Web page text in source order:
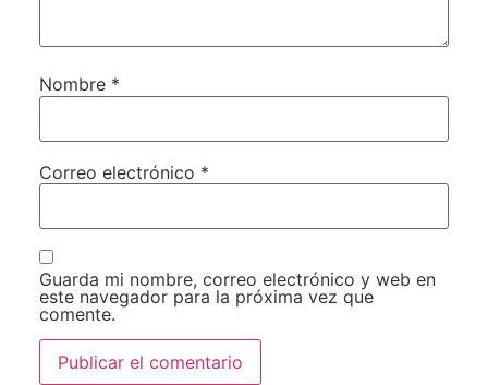
Nombre *
Correo electrónico *
Guarda mi nombre, correo electrónico y web en
este navegador para la próxima vez que
comente.